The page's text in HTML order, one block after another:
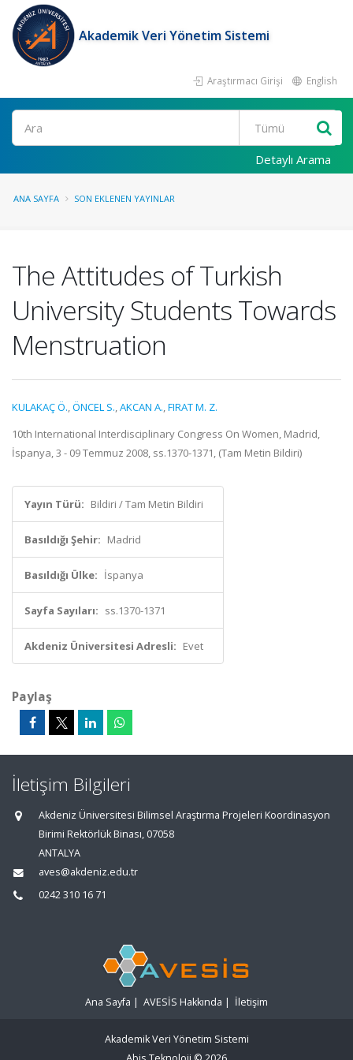
Akademik Veri Yönetim Sistemi
Araştırmacı Girişi English
Ara
Detaylı Arama
ANA SAYFA SON EKLENEN YAYINLAR
The Attitudes of Turkish
University Students Towards
Menstruation
KULAKAÇ Ö.,ÖNCEL S.,AKCAN A.,FIRAT M. Z.
10th International Interdisciplinary Congress On Women, Madrid,
İspanya, 3 - 09 Temmuz 2008, ss.1370-1371, (Tam Metin Bildiri)
Yayın Türü: Bildiri / Tam Metin Bildiri
Basıldığı Şehir: Madrid
Basıldığı Ülke: İspanya
Sayfa Sayıları: ss.1370-1371
Akdeniz Üniversitesi Adresli: Evet
Paylaş
İletişim Bilgileri
Akdeniz Üniversitesi Bilimsel Araştırma Projeleri Koordinasyon
Birimi Rektörlük Binası, 07058
ANTALYA
aves@akdeniz.edu.tr
0242 310 16 71
Ana Sayfa | AVESİS Hakkında | İletişim
Akademik Veri Yönetim Sistemi